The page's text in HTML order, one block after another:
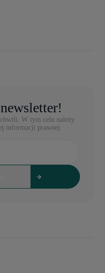
W tym celu należy
informacji prawnej.